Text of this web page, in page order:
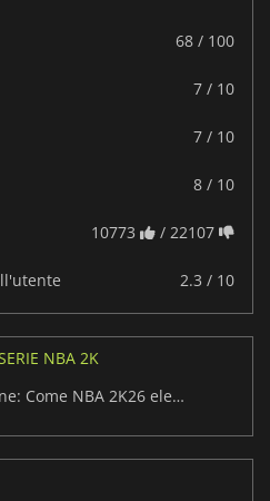
68 / 100
7 / 10
7 / 10
8 / 10
10773 / 22107
2.3 / 10
NBA 2K
Basket di nuova generazione: Come NBA 2K26 eleva il franchising